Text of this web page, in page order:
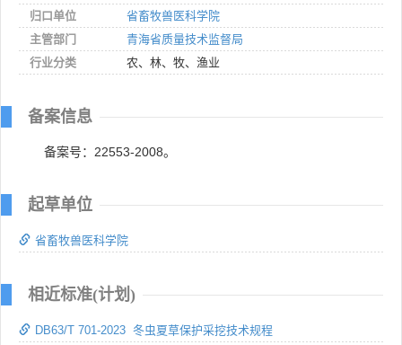
归口单位
省畜牧兽医科学院
主管部门
青海省质量技术监督局
行业分类
农、林、牧、渔业
备案信息
备案号：22553-2008。
起草单位
省畜牧兽医科学院
相近标准(计划)
DB63/T 701-2023 冬虫夏草保护采挖技术规程